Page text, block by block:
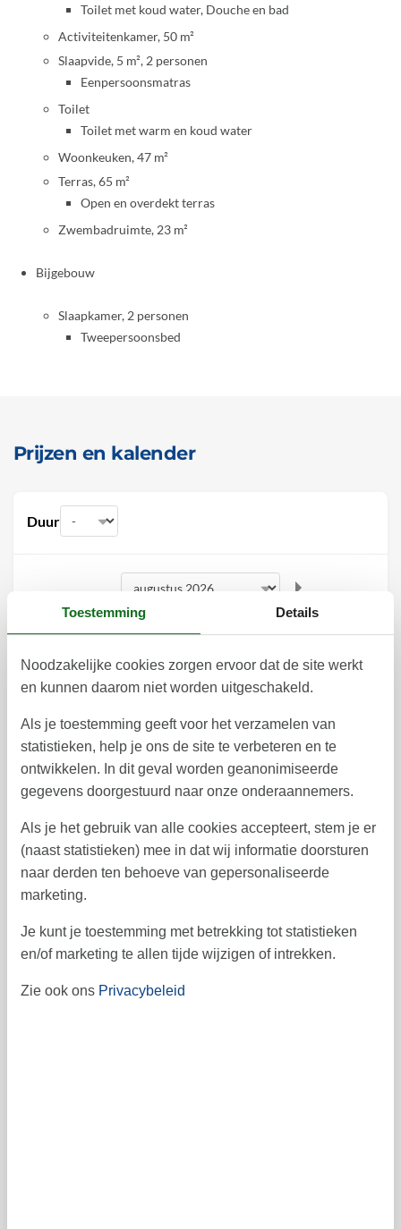
Toilet met koud water, Douche en bad
Activiteitenkamer, 50 m²
Slaapvide, 5 m², 2 personen
Eenpersoonsmatras
Toilet
Toilet met warm en koud water
Woonkeuken, 47 m²
Terras, 65 m²
Open en overdekt terras
Zwembadruimte, 23 m²
Bijgebouw
Slaapkamer, 2 personen
Tweepersoonsbed
Prijzen en kalender
Duur
augustus 2026
ma di vr za zo
31 1
32 3 4 5 6 7 8
33 10 11 12 13 14 15
34 17 18 19 20 21 22 23
35 24 25 26 27 28 29 30
36
31
ma di wo do vr za zo
36 1 2 3 4 5
37 7 8 9
Toestemming Details
Noodzakelijke cookies zorgen ervoor dat de site werkt
en kunnen daarom niet worden uitgeschakeld.
Als je toestemming geeft voor het verzamelen van
statistieken, help je ons de site te verbeteren en te
ontwikkelen. In dit geval worden geanonimiseerde
gegevens doorgestuurd naar onze onderaannemers.
Als je het gebruik van alle cookies accepteert, stem je er
(naast statistieken) mee in dat wij informatie doorsturen
naar derden ten behoeve van gepersonaliseerde
marketing.
Je kunt je toestemming met betrekking tot statistieken
en/of marketing te allen tijde wijzigen of intrekken.
Zie ook ons Privacybeleid